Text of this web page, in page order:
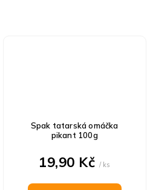
Spak tatarská omáčka
pikant 100g
19,90 Kč / ks